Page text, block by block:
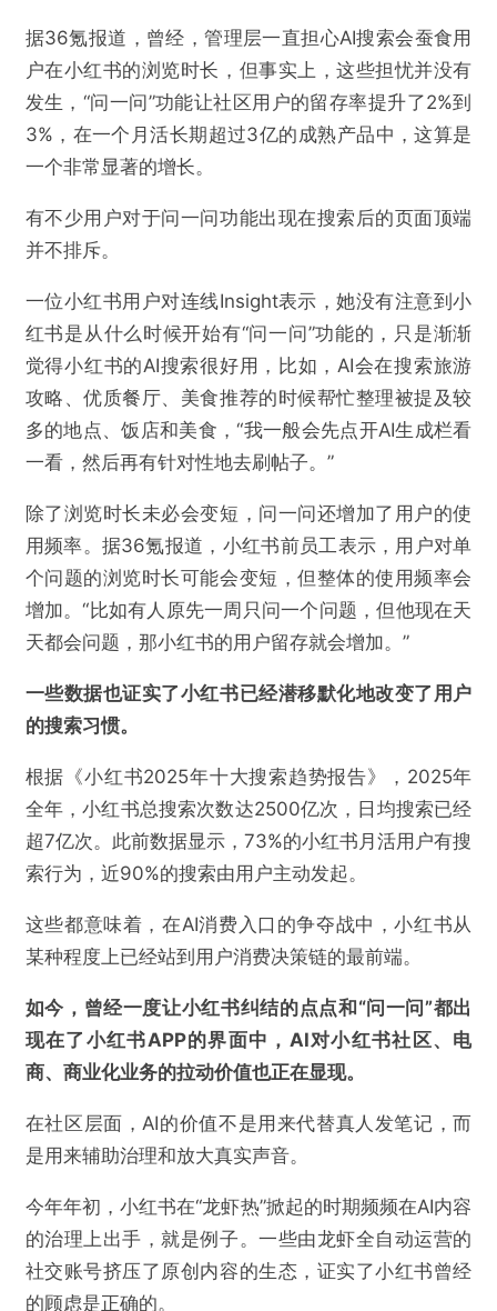
据36氪报道，曾经，管理层一直担心AI搜索会蚕食用
户在小红书的浏览时长，但事实上，这些担忧并没有
发生，“问一问”功能让社区用户的留存率提升了2%到
3%，在一个月活长期超过3亿的成熟产品中，这算是
一个非常显著的增长。
有不少用户对于问一问功能出现在搜索后的页面顶端
并不排斥。
一位小红书用户对连线Insight表示，她没有注意到小
红书是从什么时候开始有“问一问”功能的，只是渐渐
觉得小红书的AI搜索很好用，比如，AI会在搜索旅游
攻略、优质餐厅、美食推荐的时候帮忙整理被提及较
多的地点、饭店和美食，“我一般会先点开AI生成栏看
一看，然后再有针对性地去刷帖子。”
除了浏览时长未必会变短，问一问还增加了用户的使
用频率。据36氪报道，小红书前员工表示，用户对单
个问题的浏览时长可能会变短，但整体的使用频率会
增加。“比如有人原先一周只问一个问题，但他现在天
天都会问题，那小红书的用户留存就会增加。”
一些数据也证实了小红书已经潜移默化地改变了用户
的搜索习惯。
根据《小红书2025年十大搜索趋势报告》，2025年
全年，小红书总搜索次数达2500亿次，日均搜索已经
超7亿次。此前数据显示，73%的小红书月活用户有搜
索行为，近90%的搜索由用户主动发起。
这些都意味着，在AI消费入口的争夺战中，小红书从
某种程度上已经站到用户消费决策链的最前端。
如今，曾经一度让小红书纠结的点点和“问一问”都出
现在了小红书APP的界面中，AI对小红书社区、电
商、商业化业务的拉动价值也正在显现。
在社区层面，AI的价值不是用来代替真人发笔记，而
是用来辅助治理和放大真实声音。
今年年初，小红书在“龙虾热”掀起的时期频频在AI内容
的治理上出手，就是例子。一些由龙虾全自动运营的
社交账号挤压了原创内容的生态，证实了小红书曾经
的顾虑是正确的。